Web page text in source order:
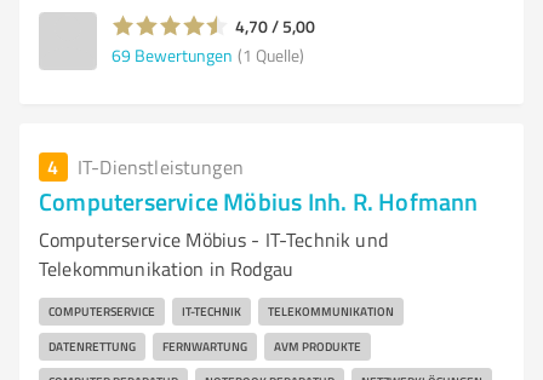
4,70 / 5,00
69 Bewertungen (1 Quelle)
4 IT-Dienstleistungen
Computerservice Möbius Inh. R. Hofmann
Computerservice Möbius - IT-Technik und
Telekommunikation in Rodgau
COMPUTERSERVICE IT-TECHNIK TELEKOMMUNIKATION
DATENRETTUNG FERNWARTUNG AVM PRODUKTE